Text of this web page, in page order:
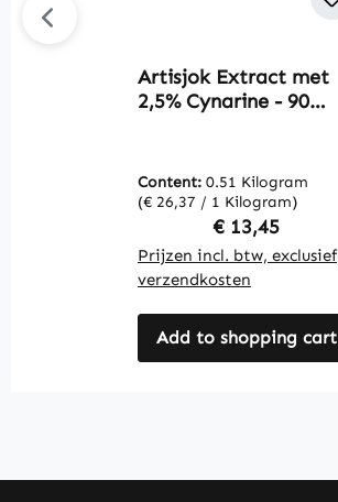
Artisjok Extract met
2,5% Cynarine - 90
| Warnke Vitalstoffe
Content: 0.51 Kilogram
(€ 26,37 / 1 Kilogram)
Regular price:
€ 13,45
Prijzen incl. btw, exclusief
verzendkosten
Add to shopping cart